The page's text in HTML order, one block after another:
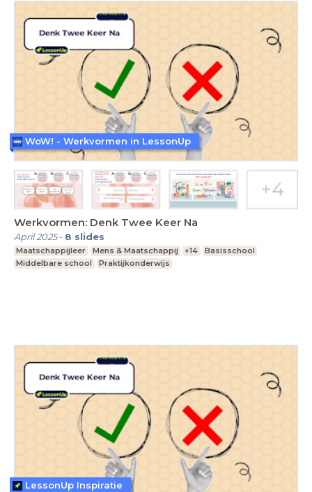
Werkvormen: Denk Twee Keer Na
April 2025- 8 slides
Maatschappijleer Mens & Maatschappij +14
Basisschool
Middelbare school
Praktijkonderwijs
WoW! - Werkvormen in LessonUp
LessonUp Inspiratie